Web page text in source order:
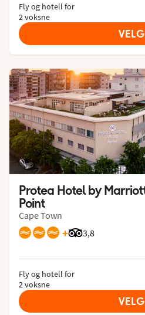
Fly og hotell for
2 voksne
VELG
Protea Hotel by
Point
Cape Town
+ 3,8
Vurdering fra
Fly og hotell for
2 voksne
VELG